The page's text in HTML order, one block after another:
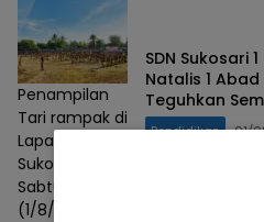
Penampilan
Tari rampak di
Lapangan
Sukosari,
Sabtu
(1/8/2026).
SDN Sukosari
Natalis 1
Teguhkan
Nusantara
Pendidikan 01/